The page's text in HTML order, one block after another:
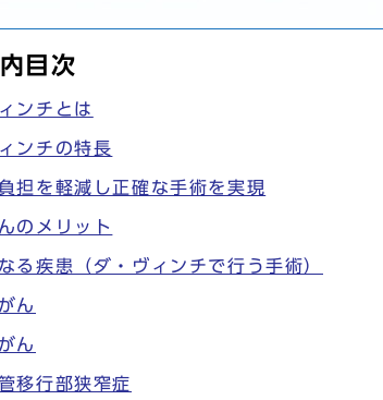
目次
ンチとは
ンチの特長
担を軽減し正確な手術を実現
のメリット
る疾患（ダ・ヴィンチで行う手術）
ん
ん
移行部狭窄症